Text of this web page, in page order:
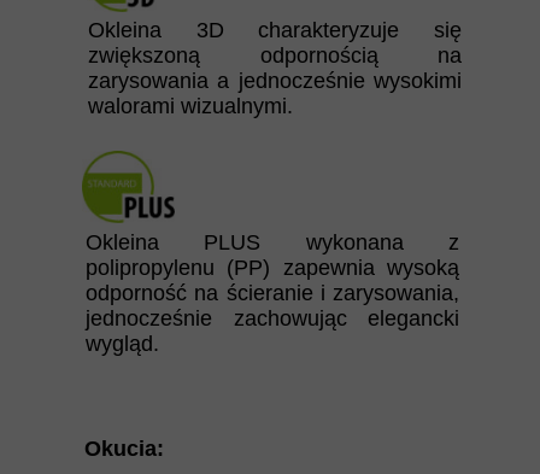
Okleina 3D charakteryzuje się
zwiększoną odpornością na
zarysowania a jednocześnie wysokimi
walorami wizualnymi.
Okucia:
Okleina PLUS wykonana z
polipropylenu (PP) zapewnia wysoką
odporność na ścieranie i zarysowania,
jednocześnie zachowując elegancki
wygląd.